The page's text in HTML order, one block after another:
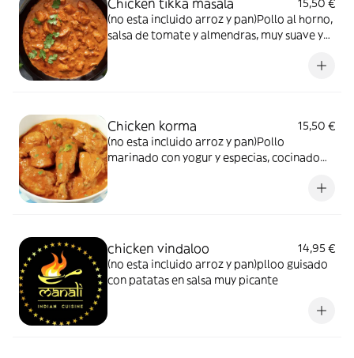
Chicken tikka masala
15,50 €
(no esta incluido arroz y pan)Pollo al horno,
salsa de tomate y almendras, muy suave y
Chicken korma
15,50 €
(no esta incluido arroz y pan)Pollo
marinado con yogur y especias, cocinado
chicken vindaloo
14,95 €
(no esta incluido arroz y pan)plloo guisado
con patatas en salsa muy picante